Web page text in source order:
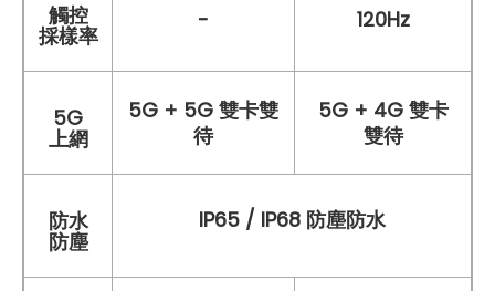
觸控
採樣率
- 120Hz
5G
上網
5G + 5G 雙卡雙
待
5G + 4G 雙卡
雙待
防水
防塵
IP65 / IP68 防塵防水